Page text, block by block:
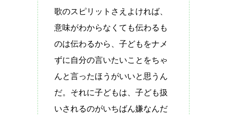
歌のスピリットさえよければ、
意味がわからなくても伝わるも
のは伝わるから、子どもをナメ
ずに自分の言いたいことをちゃ
んと言ったほうがいいと思うん
だ。それに子どもは、子ども扱
いされるのがいちばん嫌なんだ